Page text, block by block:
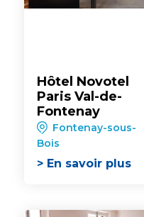
Hôtel Novotel
Paris Val-de-
Fontenay
Fontenay-sous-
Bois
> En savoir plus